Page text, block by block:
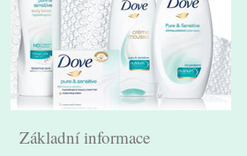
Základní informace